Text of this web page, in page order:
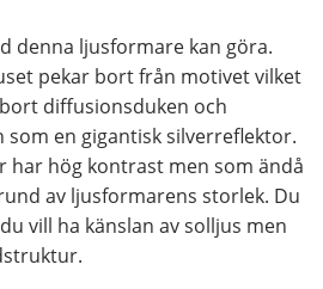
denna ljusformare kan göra.
pekar bort från motivet vilket
diffusionsduken och
en gigantisk silverreflektor.
har hög kontrast men som ändå
av ljusformarens storlek. Du
vill ha känslan av solljus men